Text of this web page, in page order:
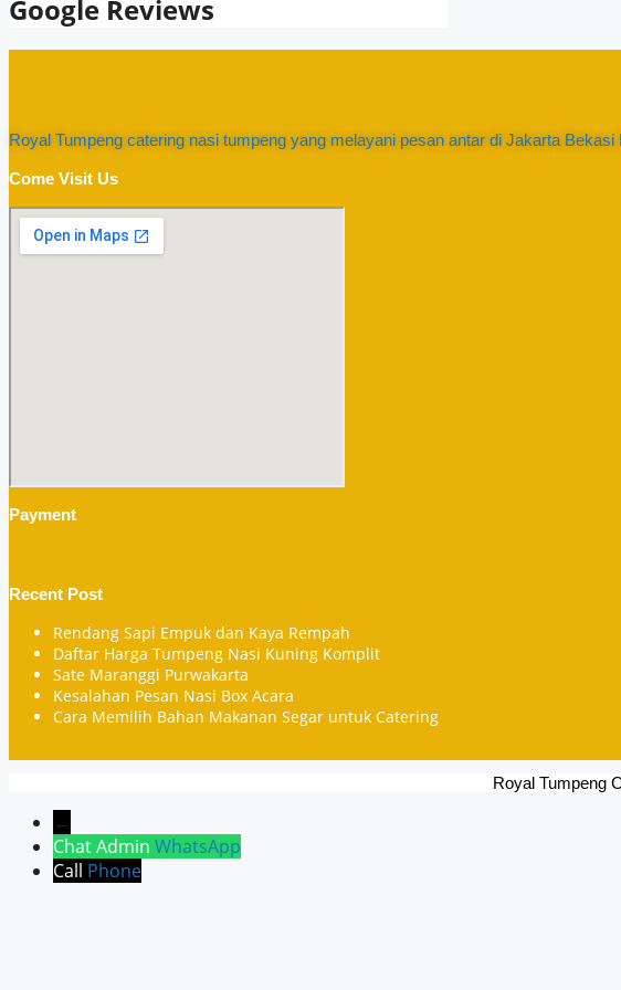
Google Reviews
Royal Tumpeng catering nasi tumpeng yang melayani pesan antar di Jakarta
Come Visit Us
Payment
Recent Post
Rendang Sapi Empuk dan Kaya Rempah
Daftar Harga Tumpeng Nasi Kuning Komplit
Sate Maranggi Purwakarta
Kesalahan Pesan Nasi Box Acara
Cara Memilih Bahan Makanan Segar untuk Catering
Royal Tumpeng
←
Chat Admin WhatsApp
Call Phone